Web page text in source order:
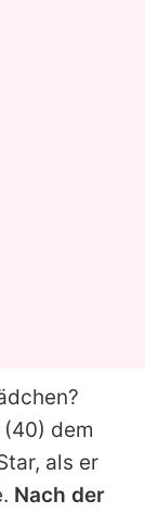
(40) dem
als er
Nach der